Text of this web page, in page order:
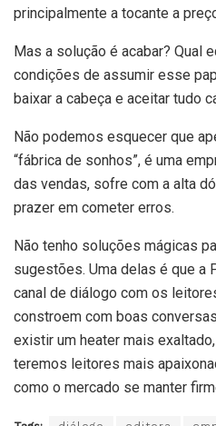
principalmente a tocante a
Mas a solução é acabar? Qual
condições de assumir esse
baixar a cabeça e aceitar tudo
Não podemos esquecer que
“fábrica de sonhos”, é uma
das vendas, sofre com a alta
prazer em cometer erros.
Não tenho soluções mágicas
sugestões. Uma delas é que a
canal de diálogo com os
constroem com boas
existir um heater mais
teremos leitores mais
como o mercado se manter